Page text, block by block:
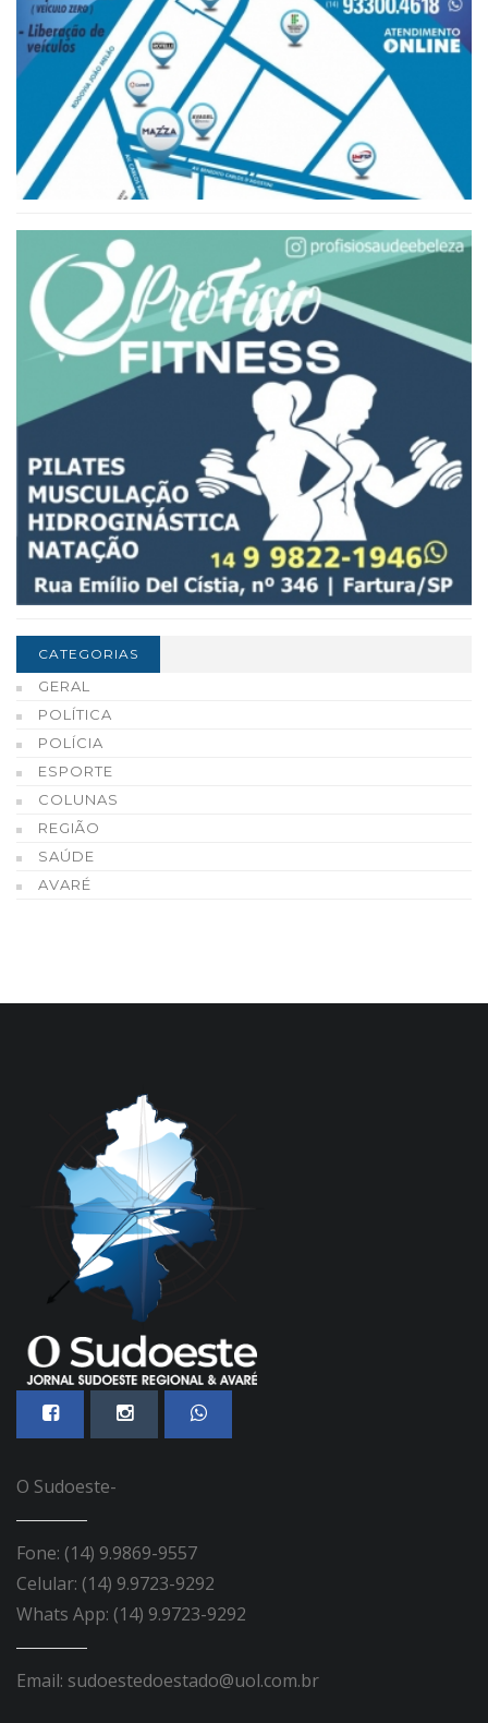
CATEGORIAS
GERAL
POLÍTICA
POLÍCIA
ESPORTE
COLUNAS
REGIÃO
SAÚDE
AVARÉ
O Sudoeste-
Fone: (14) 9.9869-9557
Celular: (14) 9.9723-9292
Whats App: (14) 9.9723-9292
Email: sudoestedoestado@uol.com.br